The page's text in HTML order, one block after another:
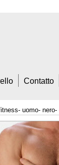
Contatto
uomo-